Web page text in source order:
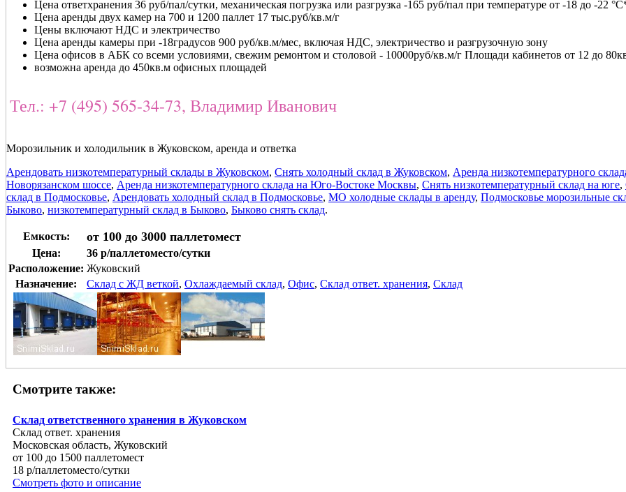
Цена ответхранения 36 руб/пал/сутки, механическая погрузка или разгрузка -165 руб/пал при температуре от -18 до -22
Цена аренды двух камер на 700 и 1200 паллет 17 тыс.руб/кв.м/г
Цены включают НДС и электричество
Цена аренды камеры при -18градусов 900 руб/кв.м/мес, включая НДС, электричество и разгрузочную зону
Цена офисов в АБК со всеми условиями, свежим ремонтом и столовой - 10000руб/кв.м/г Площади кабинетов от 12 до
возможна аренда до 450кв.м офисных площадей
Тел.: +7 (495) 565-34-73, Владимир Иванович
Морозильник и холодильник в Жуковском, аренда и ответка
Арендовать низкотемпературный склады в Жуковском, Снять холодный склад в Жуковском, Аренда низкотемпературного
Новорязанском шоссе, Аренда низкотемпературного склада на Юго-Востоке Москвы, Снять низкотемпературный склад на юге,
склад в Подмосковье, Арендовать холодный склад в Подмосковье, МО холодные склады в аренду, Подмосковье морозильные
Быково, низкотемпературный склад в Быково, Быково снять склад.
Емкость: от 100 до 3000 паллетомест
Цена:
36 р/паллетоместо/сутки
Расположение: Жуковский
Назначение:
Склад с ЖД веткой, Охлаждаемый склад, Офис, Склад ответ. хранения, Склад
Смотрите также:
Склад ответственного хранения в Жуковском
Склад ответ. хранения
Московская область, Жуковский
от 100 до 1500 паллетомест
18 р/паллетоместо/сутки
Смотреть фото и описание